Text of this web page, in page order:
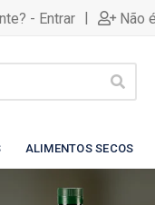
- Entrar | Não
ALIMENTOS SECOS